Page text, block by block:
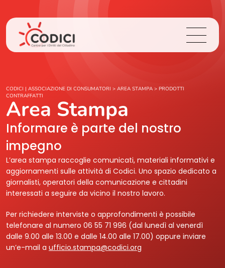
Chi Siamo
Cosa Facciamo
Area Stampa
Contatti
Login
CODICI | ASSOCIAZIONE DI CONSUMATORI > AREA STAMPA > PRODOTTI
CONTRAFFATTI
Area Stampa
Informare è parte del nostro
impegno
L’area stampa raccoglie comunicati, materiali informativi e
aggiornamenti sulle attività di Codici. Uno spazio dedicato a
giornalisti, operatori della comunicazione e cittadini
interessati a seguire da vicino il nostro lavoro.
Per richiedere interviste o approfondimenti è possibile
telefonare al numero 06 55 71 996 (dal lunedì al venerdì
dalle 9.00 alle 13.00 e dalle 14.00 alle 17.00) oppure inviare
un’e-mail a ufficio.stampa@codici.org